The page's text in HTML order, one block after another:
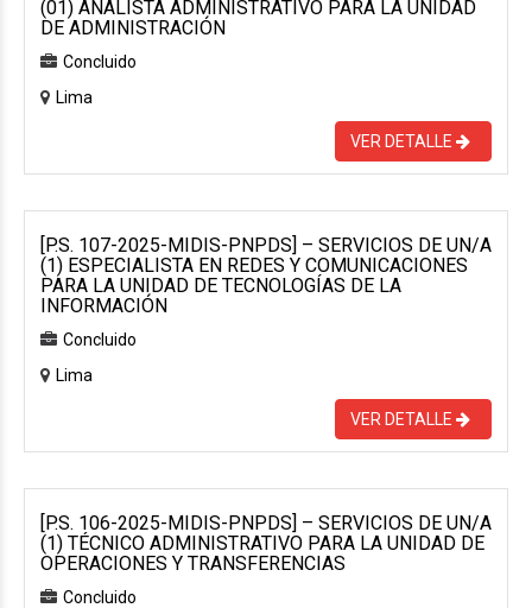
(01) ANALISTA ADMINISTRATIVO PARA LA UNIDAD
DE ADMINISTRACIÓN
Concluido
Lima
VER DETALLE
[P.S. 107-2025-MIDIS-PNPDS] – SERVICIOS DE UN/A
(1) ESPECIALISTA EN REDES Y COMUNICACIONES
PARA LA UNIDAD DE TECNOLOGÍAS DE LA
INFORMACIÓN
Concluido
Lima
VER DETALLE
[P.S. 106-2025-MIDIS-PNPDS] – SERVICIOS DE UN/A
(1) TÉCNICO ADMINISTRATIVO PARA LA UNIDAD DE
OPERACIONES Y TRANSFERENCIAS
Concluido